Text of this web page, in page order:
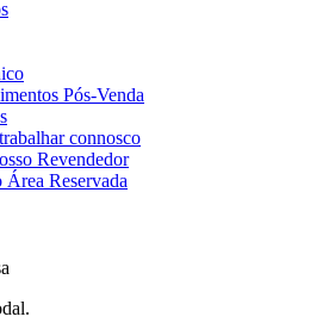
Pós-Venda
connosco
Revendedor
Área Reservada